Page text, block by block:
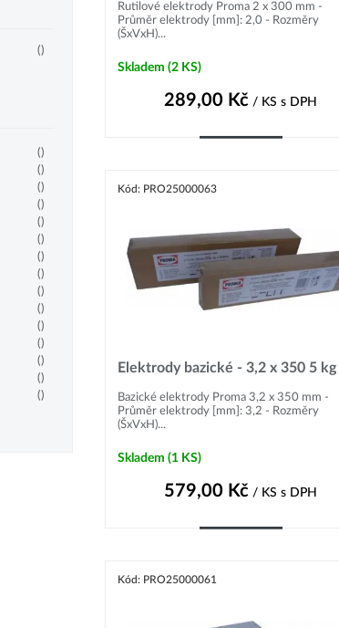
()
()
()
()
()
()
()
()
()
()
()
()
()
()
()
()
Rutilové elektrody Proma 2 x 300 mm -
Průměr elektrody [mm]: 2,0 - Rozměry
(ŠxVxH)...
Skladem (2 KS)
289,00 Kč / KS s DPH
Kód: PRO25000063
Elektrody bazické - 3,2 x 350 5 kg
Bazické elektrody Proma 3,2 x 350 mm -
Průměr elektrody [mm]: 3,2 - Rozměry
(ŠxVxH)...
Skladem (1 KS)
579,00 Kč / KS s DPH
Kód: PRO25000061